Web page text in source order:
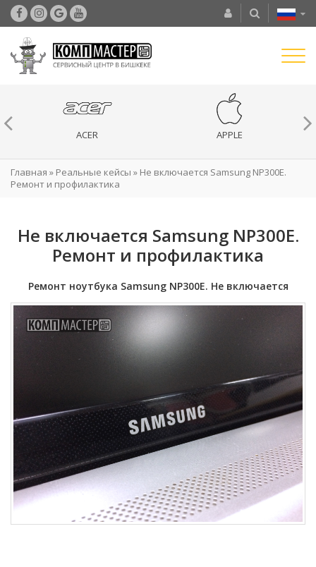
ACER APPLE
Главная » Реальные кейсы » Не включается Samsung NP300E.
Ремонт и профилактика
Не включается Samsung NP300E.
Ремонт и профилактика
Ремонт ноутбука Samsung NP300E. Не включается